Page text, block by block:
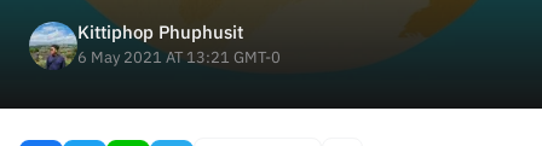
Kittiphop Phuphusit
6 May 2021 AT 13:21 GMT-0